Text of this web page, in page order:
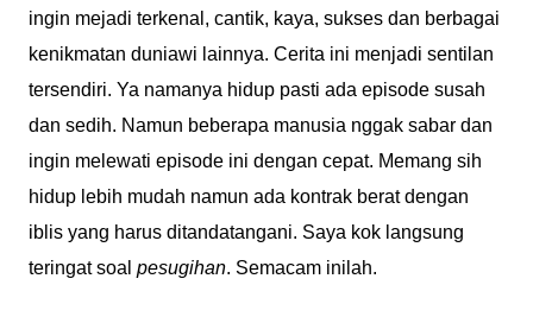
ingin mejadi terkenal, cantik, kaya, sukses dan berbagai
kenikmatan duniawi lainnya. Cerita ini menjadi sentilan
tersendiri. Ya namanya hidup pasti ada episode susah
dan sedih. Namun beberapa manusia nggak sabar dan
ingin melewati episode ini dengan cepat. Memang sih
hidup lebih mudah namun ada kontrak berat dengan
iblis yang harus ditandatangani. Saya kok langsung
teringat soal pesugihan. Semacam inilah.